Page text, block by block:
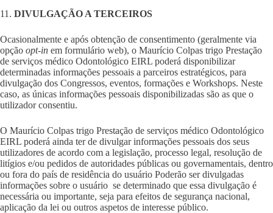
11. DIVULGAÇÃO A TERCEIROS
Ocasionalmente e após obtenção de consentimento (geralmente via
opção opt-in em formulário web), o Maurício Colpas trigo Prestação
de serviços médico Odontológico EIRL poderá disponibilizar
determinadas informações pessoais a parceiros estratégicos, para
divulgação dos Congressos, eventos, formações e Workshops. Neste
caso, as únicas informações pessoais disponibilizadas são as que o
utilizador consentiu.
O Maurício Colpas trigo Prestação de serviços médico Odontológico
EIRL poderá ainda ter de divulgar informações pessoais dos seus
utilizadores de acordo com a legislação, processo legal, resolução de
litígios e/ou pedidos de autoridades públicas ou governamentais, dentro
ou fora do país de residência do usuário Poderão ser divulgadas
informações sobre o usuário se determinado que essa divulgação é
necessária ou importante, seja para efeitos de segurança nacional,
aplicação da lei ou outros aspetos de interesse público.